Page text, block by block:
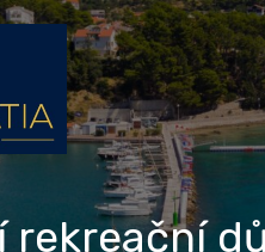
rekreační